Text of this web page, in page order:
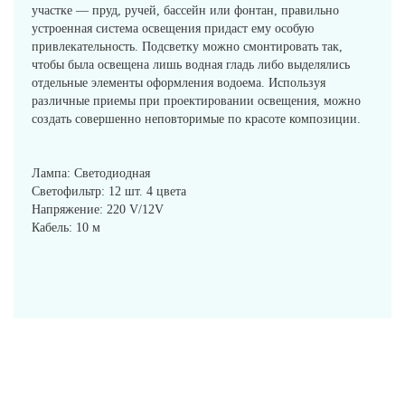
участке ― пруд, ручей, бассейн или фонтан, правильно
устроенная система освещения придаст ему особую
привлекательность. Подсветку можно смонтировать так,
чтобы была освещена лишь водная гладь либо выделялись
отдельные элементы оформления водоема. Используя
различные приемы при проектировании освещения, можно
создать совершенно неповторимые по красоте композиции.
Лампа: Светодиодная
Светофильтр: 12 шт. 4 цвета
Напряжение: 220 V/12V
Кабель: 10 м